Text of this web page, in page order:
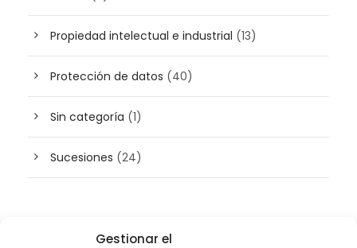
Gestionar el
Propiedad intelectual e industrial (13)
Protección de datos (40)
Sin categoría (1)
Sucesiones (24)
Buscador de artículos